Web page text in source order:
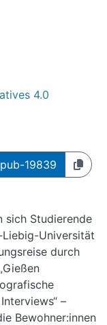
4.0
19839
sich Studierende
Universität
durch
–
Bewohner:innen